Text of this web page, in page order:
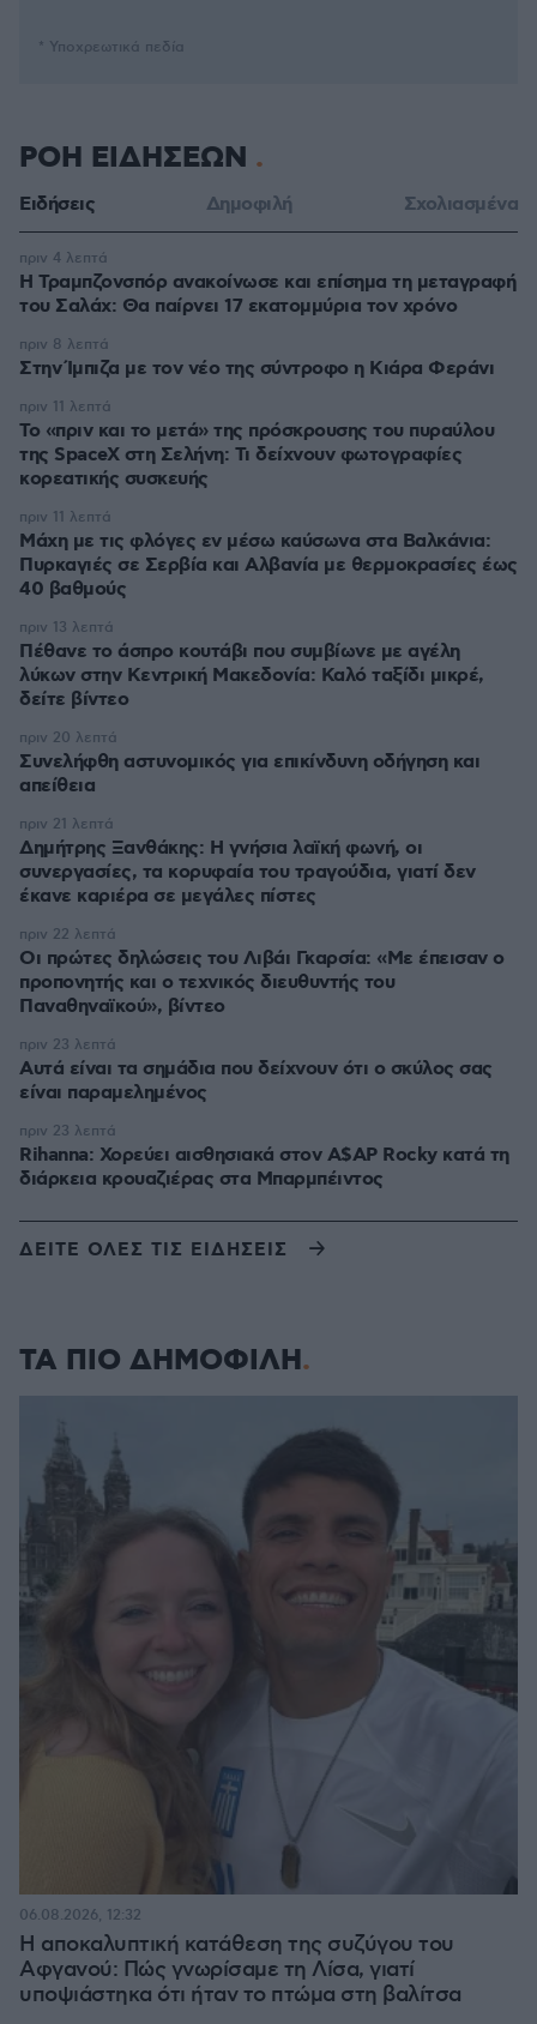
* Υποχρεωτικά πεδία
ΡΟΗ ΕΙΔΗΣΕΩΝ
Ειδήσεις Δημοφιλή Σχολιασμένα
Η Τραμπζονσπόρ ανακοίνωσε και επίσημα τη μεταγραφή
του Σαλάχ: Θα παίρνει 17 εκατομμύρια τον χρόνο
πριν 4 λεπτά
Στην Ίμπιζα με τον νέο της σύντροφο η Κιάρα Φεράνι
πριν 8 λεπτά
Το «πριν και το μετά» της πρόσκρουσης του πυραύλου
της SpaceX στη Σελήνη: Τι δείχνουν φωτογραφίες
κορεατικής συσκευής
πριν 11 λεπτά
Μάχη με τις φλόγες εν μέσω καύσωνα στα Βαλκάνια:
Πυρκαγιές σε Σερβία και Αλβανία με θερμοκρασίες έως
40 βαθμούς
πριν 11 λεπτά
Πέθανε το άσπρο κουτάβι που συμβίωνε με αγέλη
λύκων στην Κεντρική Μακεδονία: Καλό ταξίδι μικρέ,
δείτε βίντεο
πριν 13 λεπτά
Συνελήφθη αστυνομικός για επικίνδυνη οδήγηση και
απείθεια
πριν 20 λεπτά
Δημήτρης Ξανθάκης: Η γνήσια λαϊκή φωνή, οι
συνεργασίες, τα κορυφαία του τραγούδια, γιατί δεν
έκανε καριέρα σε μεγάλες πίστες
πριν 21 λεπτά
Οι πρώτες δηλώσεις του Λιβάι Γκαρσία: «Με έπεισαν ο
προπονητής και ο τεχνικός διευθυντής του
Παναθηναϊκού», βίντεο
πριν 22 λεπτά
Αυτά είναι τα σημάδια που δείχνουν ότι ο σκύλος σας
είναι παραμελημένος
πριν 23 λεπτά
Rihanna: Χορεύει αισθησιακά στον A$AP Rocky κατά τη
διάρκεια κρουαζιέρας στα Μπαρμπέιντος
πριν 23 λεπτά
ΔΕΙΤΕ ΟΛΕΣ ΤΙΣ ΕΙΔΗΣΕΙΣ
ΤΑ ΠΙΟ ΔΗΜΟΦΙΛΗ
Η αποκαλυπτική κατάθεση της συζύγου του
Αφγανού: Πώς γνωρίσαμε τη Λίσα, γιατί
υποψιάστηκα ότι ήταν το πτώμα στη βαλίτσα
06.08.2026, 12:32